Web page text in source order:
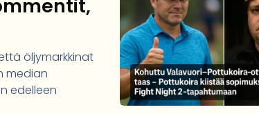
öljymarkkinat
median
edelleen